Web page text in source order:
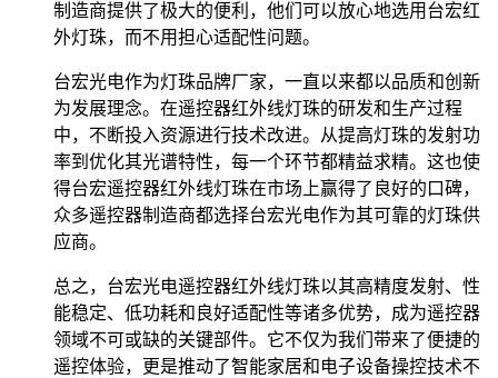
制造商提供了极大的便利，他们可以放心地选用台宏红
外灯珠，而不用担心适配性问题。
台宏光电作为灯珠品牌厂家，一直以来都以品质和创新
为发展理念。在遥控器红外线灯珠的研发和生产过程
中，不断投入资源进行技术改进。从提高灯珠的发射功
率到优化其光谱特性，每一个环节都精益求精。这也使
得台宏遥控器红外线灯珠在市场上赢得了良好的口碑，
众多遥控器制造商都选择台宏光电作为其可靠的灯珠供
应商。
总之，台宏光电遥控器红外线灯珠以其高精度发射、性
能稳定、低功耗和良好适配性等诸多优势，成为遥控器
领域不可或缺的关键部件。它不仅为我们带来了便捷的
遥控体验，更是推动了智能家居和电子设备操控技术不